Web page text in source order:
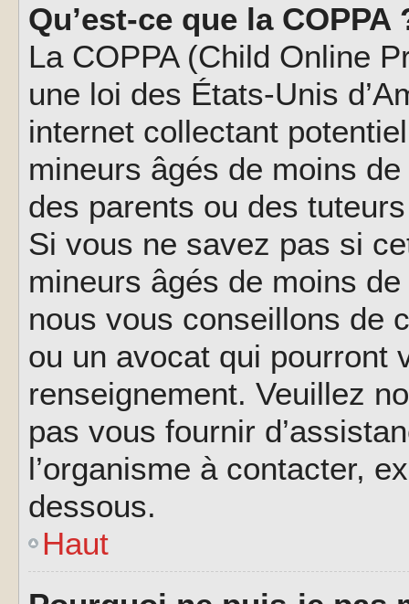
Qu’est-ce que la COPPA
La COPPA (Child Online
une loi des États-Unis
internet collectant
mineurs âgés de moins
des parents ou des
Si vous ne savez pas si
mineurs âgés de moins
nous vous conseillons de
ou un avocat qui pourront
renseignement. Veuillez
pas vous fournir
l’organisme à contacter,
dessous.
Haut